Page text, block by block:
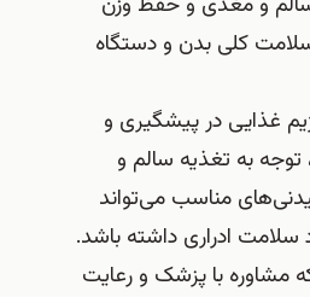
کلی بدن و دستگاه
غذایی در پیشگیری و
توجه به تغذیه سالم و
مناسب می‌تواند
ادراری داشته باشد.
مشاوره با پزشک و رعایت